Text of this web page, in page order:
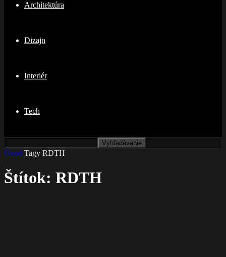
Architektúra
Dizajn
Interiér
Tech
Úvod Tagy RDTH
Štítok: RDTH